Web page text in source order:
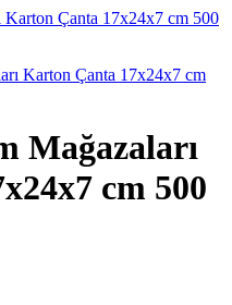
Çanta 17x24x7 cm 500
Mağazaları
cm 500